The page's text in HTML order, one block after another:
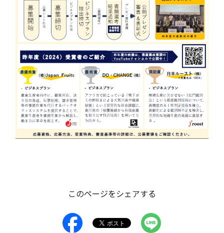
このページをシェアする